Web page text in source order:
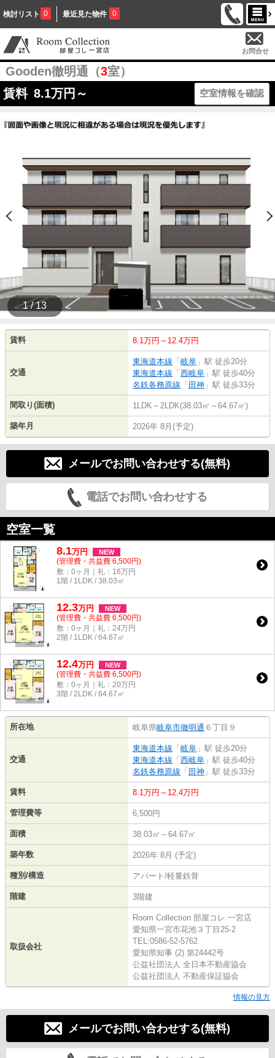
検討リスト 0 最近見た物件 0
お問合せ
Gooden徹明通（3室）
賃料 8.1万円～ 空室情報を確認
1 / 13
賃料 8.1万円～12.4万円
交通
東海道本線 「 岐阜 」駅 徒歩20分
東海道本線 「 西岐阜 」駅 徒歩40分
名鉄各務原線 「 田神 」駅 徒歩33分
間取り(面積) 1LDK～2LDK(38.03㎡～64.67㎡)
築年月 2026年 8月(予定)
メールでお問い合わせする(無料)
電話でお問い合わせする
空室一覧
8.1万円 NEW
(管理費・共益費 6,500円)
敷：0ヶ月｜礼：16万円
1階 / 1LDK / 38.03㎡
12.3万円 NEW
(管理費・共益費 6,500円)
敷：0ヶ月｜礼：24万円
2階 / 1LDK / 64.67㎡
12.4万円 NEW
(管理費・共益費 6,500円)
敷：0ヶ月｜礼：20万円
3階 / 2LDK / 64.67㎡
所在地 岐阜県岐阜市徹明通 ６丁目９
交通
東海道本線 「 岐阜 」駅 徒歩20分
東海道本線 「 西岐阜 」駅 徒歩40分
名鉄各務原線 「 田神 」駅 徒歩33分
賃料 8.1万円～12.4万円
管理費等 6,500円
面積 38.03㎡～64.67㎡
築年数 2026年 8月 (予定)
種別/構造 アパート/軽量鉄骨
階建 3階建
取扱会社
Room Collection 部屋コレ 一宮店
愛知県一宮市花池３丁目25-2
TEL:0586-52-5762
愛知県知事 (2) 第24442号
公益社団法人 全日本不動産協会
公益社団法人 不動産保証協会
情報の見方
メールでお問い合わせする(無料)